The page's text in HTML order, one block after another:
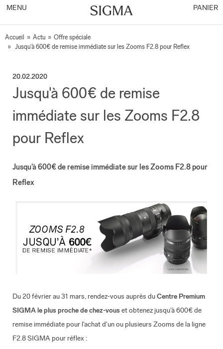
MENU PANIER
Accueil » Actu » Offre spéciale
» Jusqu'à 600€ de remise immédiate sur les Zooms F2.8 pour Reflex
20.02.2020
Jusqu'à 600€ de remise
immédiate sur les Zooms F2.8
pour Reflex
Jusqu'à 600€ de remise immédiate sur les Zooms F2.8 pour
Reflex
Du 20 février au 31 mars, rendez-vous auprès duCentre Premium
SIGMAle plus proche de chez-vous et obtenez jusqu'à 600€ de
remise immédiate pour l'achat d'un ou plusieurs Zooms de la ligne
F2.8 SIGMA pour réflex :